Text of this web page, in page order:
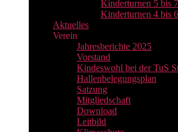
Kinderturnen 5 bis
Kinderturnen 4 bis
Aktuelles
Verein
Jahresberichte 2025
Vorstand
Kindeswohl bei der TuS
Hallenbelegungsplan
Satzung
Mitgliedschaft
Download
Leitbild